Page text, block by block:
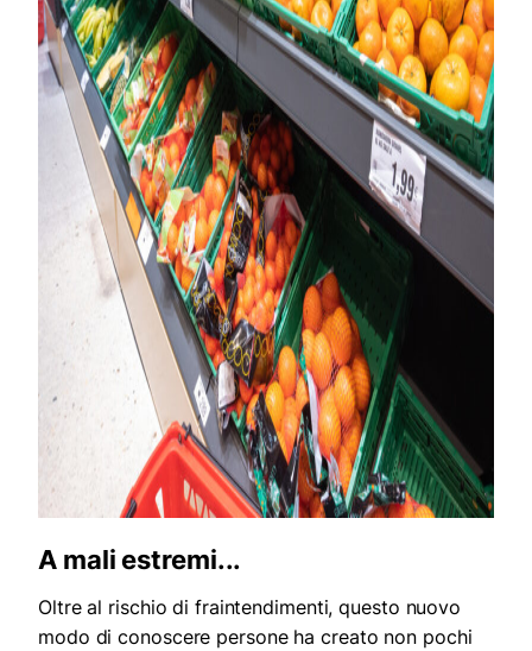
A mali estremi...
Oltre al rischio di fraintendimenti, questo nuovo
modo di conoscere persone ha creato non pochi